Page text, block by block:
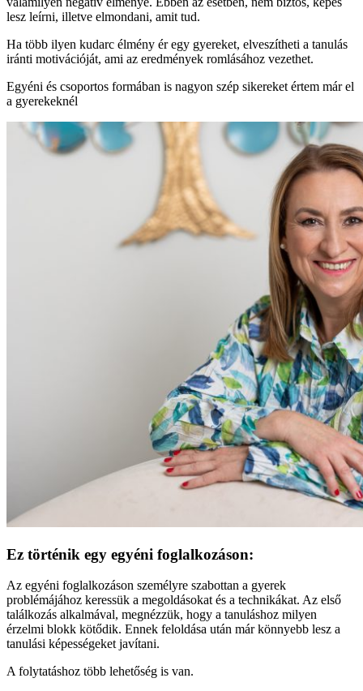
lesz leírni, illetve elmondani, amit tud.
Ha több ilyen kudarc élmény ér egy gyereket, elveszítheti a tanulás
iránti motivációját, ami az eredmények romlásához vezethet.
Egyéni és csoportos formában is nagyon szép sikereket értem már el
a gyerekeknél
Ez történik egy egyéni foglalkozáson:
Az egyéni foglalkozáson személyre szabottan a gyerek
problémájához keressük a megoldásokat és a technikákat. Az első
találkozás alkalmával, megnézzük, hogy a tanuláshoz milyen
érzelmi blokk kötődik. Ennek feloldása után már könnyebb lesz a
tanulási képességeket javítani.
A folytatáshoz több lehetőség is van.